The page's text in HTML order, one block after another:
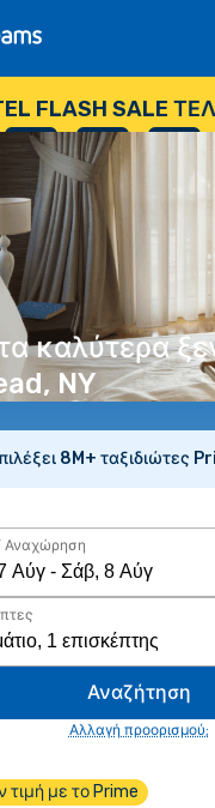
FLASH SALE
--
ΗΜΈΡΕΣ
: --
ΏΡΕΣ
:
καλύτερα
NY
8M+ ταξιδιώτες
Αναχώρηση
Αναζήτηση
Αλλαγή προορισμού;
τιμή με το Prime